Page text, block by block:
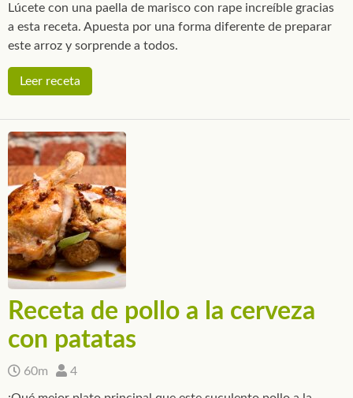
Lúcete con una paella de marisco con rape increíble gracias
a esta receta. Apuesta por una forma diferente de preparar
este arroz y sorprende a todos.
Leer receta
Receta de pollo a la cerveza
con patatas
60m 4